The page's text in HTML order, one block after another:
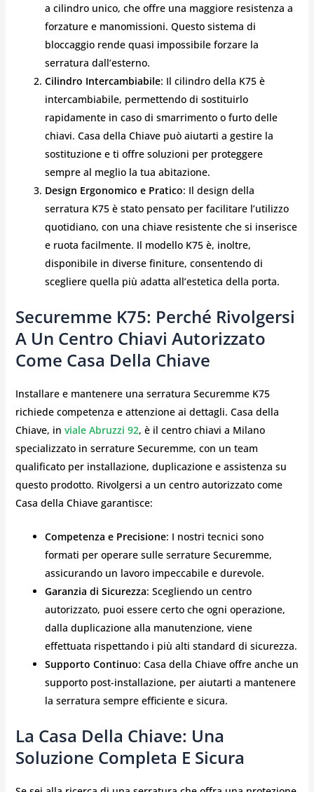
a cilindro unico, che offre una maggiore resistenza a
forzature e manomissioni. Questo sistema di
bloccaggio rende quasi impossibile forzare la
serratura dall’esterno.
Cilindro Intercambiabile: Il cilindro della K75 è
intercambiabile, permettendo di sostituirlo
rapidamente in caso di smarrimento o furto delle
chiavi. Casa della Chiave può aiutarti a gestire la
sostituzione e ti offre soluzioni per proteggere
sempre al meglio la tua abitazione.
Design Ergonomico e Pratico: Il design della
serratura K75 è stato pensato per facilitare l’utilizzo
quotidiano, con una chiave resistente che si inserisce
e ruota facilmente. Il modello K75 è, inoltre,
disponibile in diverse finiture, consentendo di
scegliere quella più adatta all’estetica della porta.
Securemme K75: Perché Rivolgersi
A Un Centro Chiavi Autorizzato
Come Casa Della Chiave
Installare e mantenere una serratura Securemme K75
richiede competenza e attenzione ai dettagli. Casa della
Chiave, in viale Abruzzi 92, è il centro chiavi a Milano
specializzato in serrature Securemme, con un team
qualificato per installazione, duplicazione e assistenza su
questo prodotto. Rivolgersi a un centro autorizzato come
Casa della Chiave garantisce:
Competenza e Precisione: I nostri tecnici sono
formati per operare sulle serrature Securemme,
assicurando un lavoro impeccabile e durevole.
Garanzia di Sicurezza: Scegliendo un centro
autorizzato, puoi essere certo che ogni operazione,
dalla duplicazione alla manutenzione, viene
effettuata rispettando i più alti standard di sicurezza.
Supporto Continuo: Casa della Chiave offre anche un
supporto post-installazione, per aiutarti a mantenere
la serratura sempre efficiente e sicura.
La Casa Della Chiave: Una
Soluzione Completa E Sicura